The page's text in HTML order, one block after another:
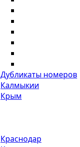
Дубликаты номеров
Калмыкии
Крым
Краснодар